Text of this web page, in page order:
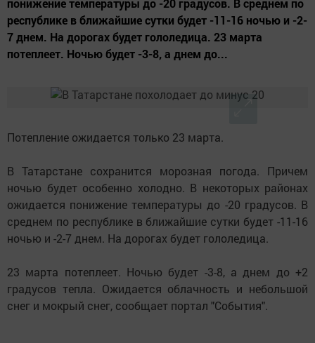
понижение температуры до -20 градусов. В среднем по
республике в ближайшие сутки будет -11-16 ночью и -2-
7 днем. На дорогах будет гололедица. 23 марта
потеплеет. Ночью будет -3-8, а днем до...
Потепление ожидается только 23 марта.
В Татарстане сохранится морозная погода. Причем
ночью будет особенно холодно. В некоторых районах
ожидается понижение температуры до -20 градусов. В
среднем по республике в ближайшие сутки будет -11-16
ночью и -2-7 днем. На дорогах будет гололедица.
23 марта потеплеет. Ночью будет -3-8, а днем до +2
градусов тепла. Ожидается облачность и небольшой
снег и мокрый снег, сообщает портал "События".